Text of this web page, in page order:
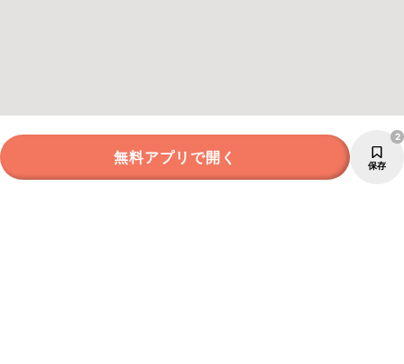
無料アプリで開く 保存
2